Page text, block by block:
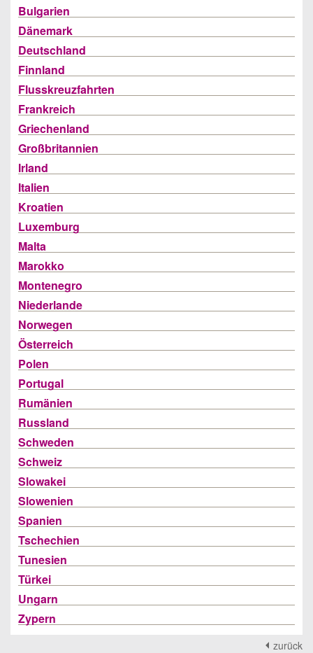
Bulgarien
Dänemark
Deutschland
Finnland
Flusskreuzfahrten
Frankreich
Griechenland
Großbritannien
Irland
Italien
Kroatien
Luxemburg
Malta
Marokko
Montenegro
Niederlande
Norwegen
Österreich
Polen
Portugal
Rumänien
Russland
Schweden
Schweiz
Slowakei
Slowenien
Spanien
Tschechien
Tunesien
Türkei
Ungarn
Zypern
zurück